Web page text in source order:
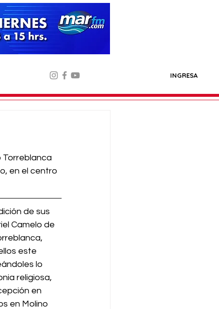
INGRESA
Torreblanca
en el centro
de sus
Camelo de
este
lo
religiosa,
en
en Molino